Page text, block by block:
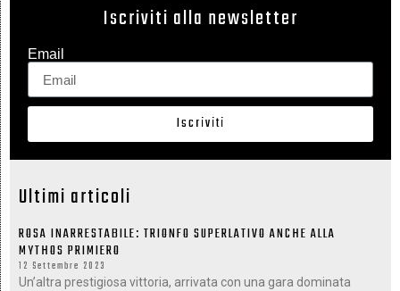
Iscriviti alla newsletter
Email
Iscriviti
Ultimi articoli
ROSA INARRESTABILE: TRIONFO SUPERLATIVO ANCHE ALLA
MYTHOS PRIMIERO
12 Settembre 2023
Un’altra prestigiosa vittoria, arrivata con una gara dominata